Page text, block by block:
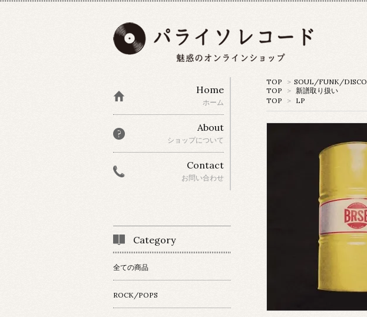
TOP > SOUL/FUNK/DISCO
TOP
> 新譜取り扱い
TOP
> LP
Home
ホーム
About
ショップについて
Contact
お問い合わせ
Category
全ての商品
ROCK/POPS